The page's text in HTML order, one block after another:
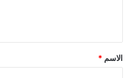
*
الاسم *